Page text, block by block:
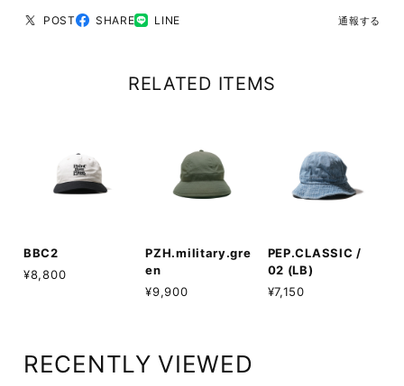
POST SHARE LINE 通報する
RELATED ITEMS
BBC2
¥8,800
PZH.military.gre
en
¥9,900
PEP.CLASSIC /
02 (LB)
¥7,150
RECENTLY VIEWED